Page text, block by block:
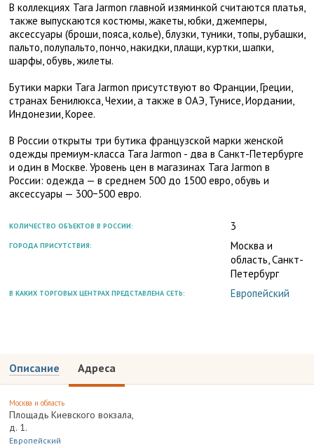
В коллекциях Tara Jarmon главной изяминкой считаются платья,
также выпускаются костюмы, жакеты, юбки, джемперы,
аксессуары (броши, пояса, колье), блузки, туники, топы, рубашки,
пальто, полупальто, пончо, накидки, плащи, куртки, шапки,
шарфы, обувь, жилеты.
Бутики марки Tara Jarmon присутствуют во Франции, Греции,
странах Бенилюкса, Чехии, а также в ОАЭ, Тунисе, Иордании,
Индонезии, Корее.
В России открыты три бутика французской марки женской
одежды премиум-класса Tara Jarmon - два в Санкт-Петербурге
и один в Москве. Уровень цен в магазинах Tara Jarmon в
России: одежда — в среднем 500 до 1500 евро, обувь и
аксессуары — 300−500 евро.
КОЛИЧЕСТВО ОБЪЕКТОВ В РОССИИ: 3
ГОРОДА ПРИСУТСТВИЯ:
Москва и
область, Санкт-
Петербург
В КАКИХ ТОРГОВЫХ ЦЕНТРАХ ПРЕДСТАВЛЕНА СЕТЬ: Европейский
Описание Адреса
Москва и область
Площадь Киевского вокзала,
д. 1.
Европейский